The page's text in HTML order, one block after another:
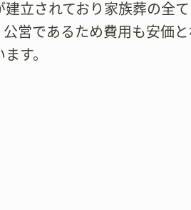
立されており家族葬の全
営であるため費用も安価
す。